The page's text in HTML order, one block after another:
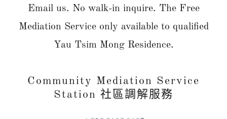
Email us. No walk-in inquire. The Free
Mediation Service only available to qualified
Yau Tsim Mong Residence.
Community Mediation Service
Station 社區調解服務